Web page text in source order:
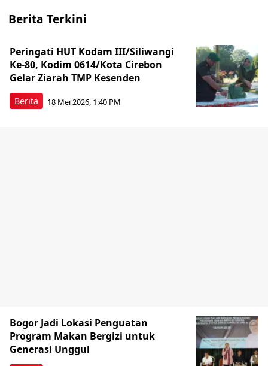
Berita Terkini
Berita
Peringati HUT Kodam III/Siliwangi
Ke-80, Kodim 0614/Kota Cirebon
Gelar Ziarah TMP Kesenden
18 Mei 2026, 1:40 PM
Bogor Jadi Lokasi Penguatan
Program Makan Bergizi untuk
Generasi Unggul